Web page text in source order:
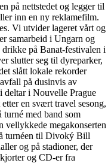
på nettstedet og legger til
inn en ny reklamefilm.
Vi utvider lageret vårt og
samarbeid i Ungarn og
på Banat-festivalen i
slutter seg til dyreparker,
slått lokale rekorder
på dusinvis av
deltar i Nouvelle Prague
en svært travel sesong,
med band som
megakonserten
turnéen til Divoký Bill
og på stadioner, der
og CD-er fra